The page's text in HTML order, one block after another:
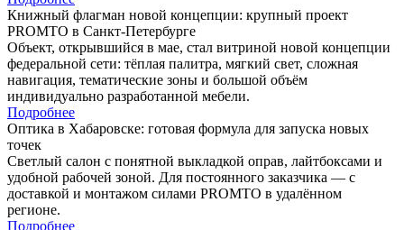
Книжный флагман новой концепции: крупный проект
PROMTO в Санкт-Петербурге
Объект, открывшийся в мае, стал витриной новой концепции
федеральной сети: тёплая палитра, мягкий свет, сложная
навигация, тематические зоны и большой объём
индивидуально разработанной мебели.
Подробнее
Оптика в Хабаровске: готовая формула для запуска новых
точек
Светлый салон с понятной выкладкой оправ, лайтбоксами и
удобной рабочей зоной. Для постоянного заказчика — с
доставкой и монтажом силами PROMTO в удалённом
регионе.
Подробнее